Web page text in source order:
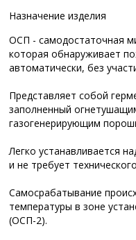
Назначение изделия
ОСП - самодостаточная
которая обнаруживает
автоматически, без
Представляет собой
заполненный
газогенерирующим
Легко устанавливается
и не требует
Самосрабатывание
температуры в зоне
(ОСП-2).